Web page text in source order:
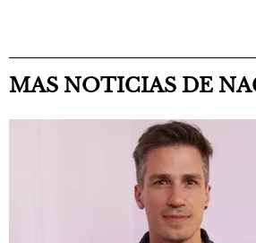
MAS NOTICIAS DE